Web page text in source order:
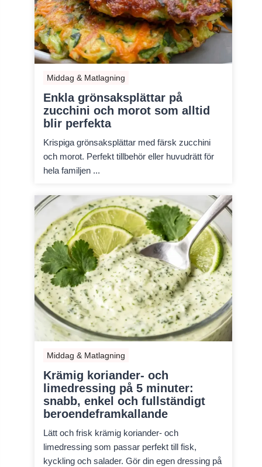
Middag & Matlagning
Enkla grönsaksplättar på
zucchini och morot som alltid
blir perfekta
Krispiga grönsaksplättar med färsk zucchini
och morot. Perfekt tillbehör eller huvudrätt för
hela familjen ...
Middag & Matlagning
Krämig koriander- och
limedressing på 5 minuter:
snabb, enkel och fullständigt
beroendeframkallande
Lätt och frisk krämig koriander- och
limedressing som passar perfekt till fisk,
kyckling och salader. Gör din egen dressing på